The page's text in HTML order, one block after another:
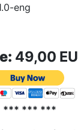
eng
49,00
*** *** ***